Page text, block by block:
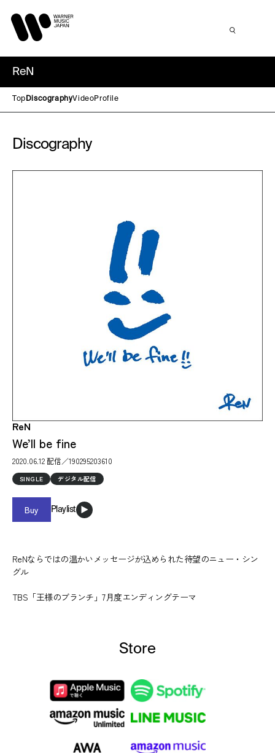
ReN
Top DiscographyVideoProfile
Discography
ReN
We’ll be fine
2020.06.12 配信／190295203610
SINGLE デジタル配信
Buy Playlist
ReNならではの温かいメッセージが込められた待望のニュー・シン
グル
TBS「王様のブランチ」7月度エンディングテーマ
Store